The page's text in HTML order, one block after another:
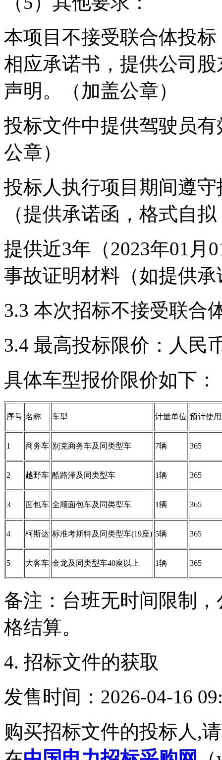
本项目不接受联合体投
相应承诺书，提供公司
声明。（加盖公章）
投标文件中提供驾驶员
公章）
投标人执行项目期间遵
（提供承诺函，格式自
提供近3年（2023年01月
事故证明材料（如提供
3.3 本次招标不接受联合
3.4 最高投标限价：人民
具体车型报价限价如下：
序号 名称 车型 计量单位 预计使
1 商务车 别克商务车及同类型车 7辆 365
2 越野车 酷路泽及同类型车 1辆 365
3 面包车 全顺面包车及同类型车 1辆 365
4 柯斯达 标准考斯特及同类型车(19座) 5辆 365
5 大客车 金龙及同类型车40座以上 1辆 365
备注：台班无时间限制
格结算。
4. 招标文件的获取
发售时间：2026-04-16
购买招标文件的投标人,